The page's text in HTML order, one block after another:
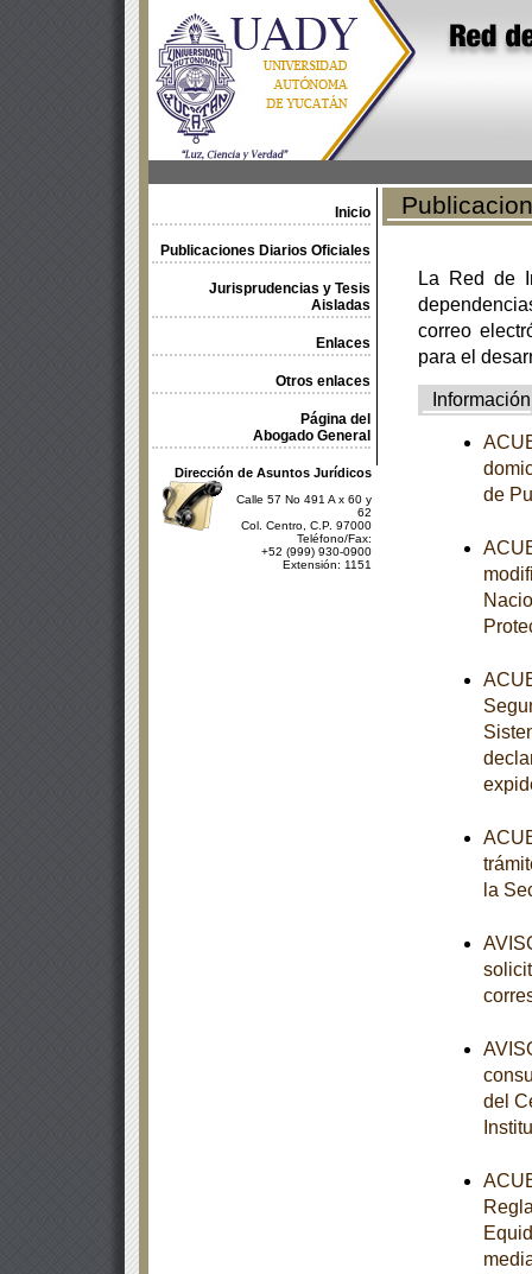
Inicio
Publicaciones Diarios Oficiales
Jurisprudencias y Tesis
Aisladas
Enlaces
Otros enlaces
Página del
Abogado General
Dirección de Asuntos Jurídicos
Calle 57 No 491 A x 60 y
62
Col. Centro, C.P. 97000
Teléfono/Fax:
+52 (999) 930-0900
Extensión: 1151
La Red de
correo
para el
Información
de
la
del